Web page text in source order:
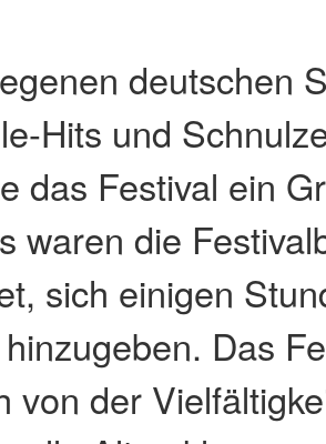
deutschen
Hits und
das Festival ein
waren die
sich einigen
Das
von der